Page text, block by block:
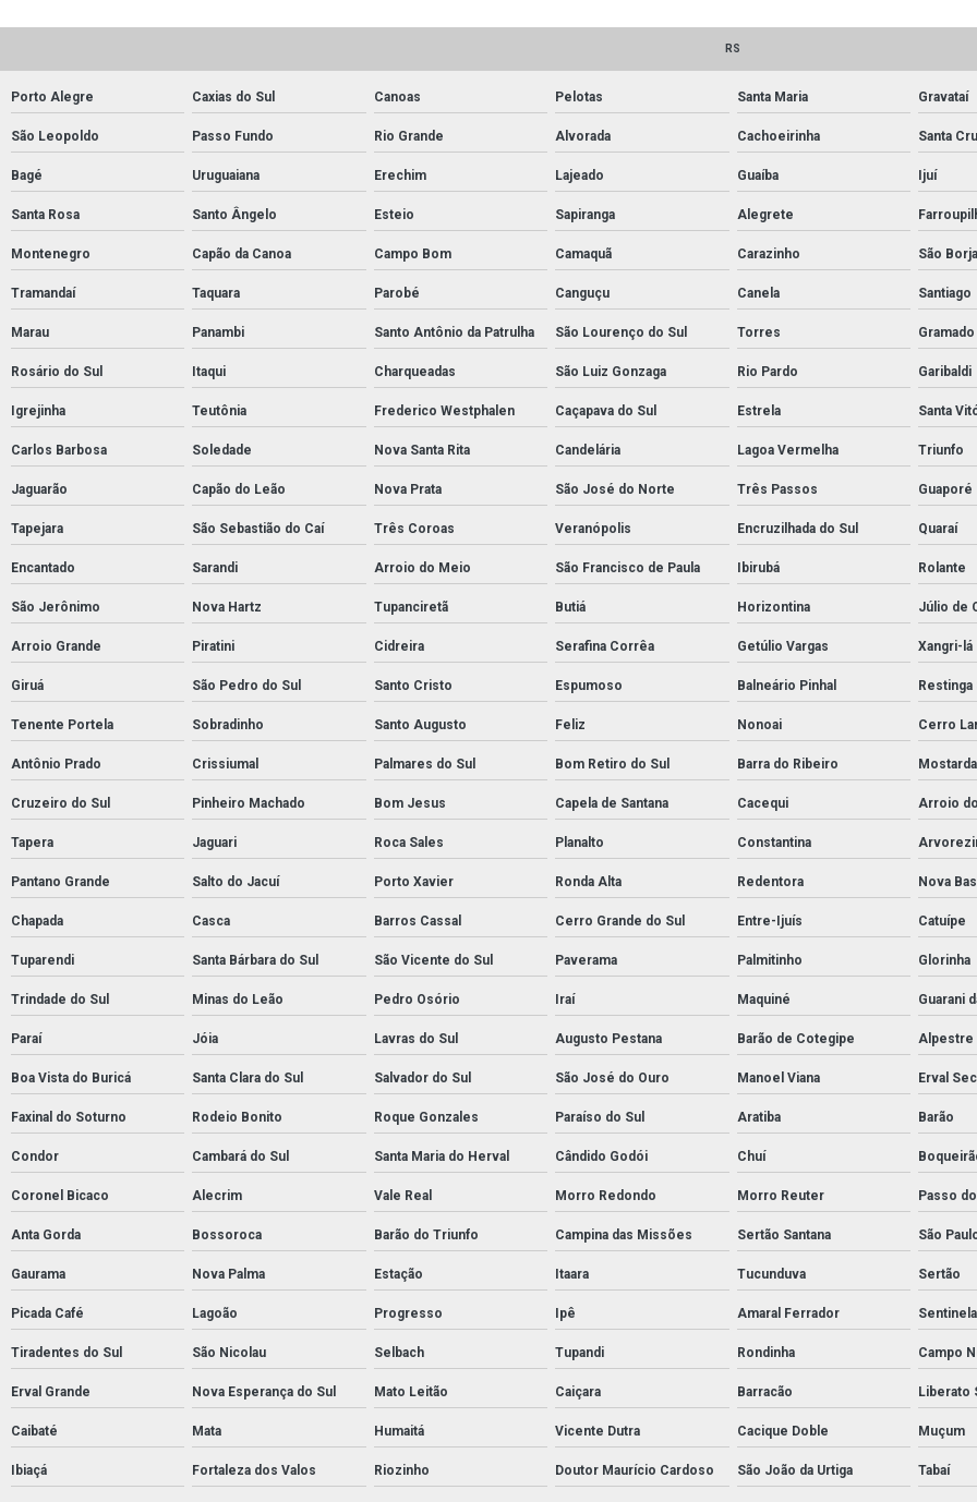
RS
Porto Alegre Caxias do Sul Canoas Pelotas Santa Maria Gravataí
São Leopoldo Passo Fundo Rio Grande Alvorada Cachoeirinha Santa
Bagé Uruguaiana Erechim Lajeado Guaíba Ijuí
Santa Rosa Santo Ângelo Esteio Sapiranga Alegrete
Montenegro Capão da Canoa Campo Bom Camaquã Carazinho São Borja
Tramandaí Taquara Parobé Canguçu Canela Santiago
Marau Panambi Santo Antônio da Patrulha São Lourenço do Sul Torres Gramado
Rosário do Sul Itaqui Charqueadas São Luiz Gonzaga Rio Pardo Garibaldi
Igrejinha Teutônia Frederico Westphalen Caçapava do Sul Estrela Santa
Carlos Barbosa Soledade Nova Santa Rita Candelária Lagoa Vermelha Triunfo
Jaguarão Capão do Leão Nova Prata São José do Norte Três Passos Guaporé
Tapejara São Sebastião do Caí Três Coroas Veranópolis Encruzilhada do Sul Quaraí
Encantado Sarandi Arroio do Meio São Francisco de Paula Ibirubá Rolante
São Jerônimo Nova Hartz Tupanciretã Butiá Horizontina Júlio de
Arroio Grande Piratini Cidreira Serafina Corrêa Getúlio Vargas Xangri-lá
Giruá São Pedro do Sul Santo Cristo Espumoso Balneário Pinhal Restinga
Tenente Portela Sobradinho Santo Augusto Feliz Nonoai Cerro
Antônio Prado Crissiumal Palmares do Sul Bom Retiro do Sul Barra do Ribeiro
Cruzeiro do Sul Pinheiro Machado Bom Jesus Capela de Santana Cacequi Arroio do
Tapera Jaguari Roca Sales Planalto Constantina
Pantano Grande Salto do Jacuí Porto Xavier Ronda Alta Redentora Nova
Chapada Casca Barros Cassal Cerro Grande do Sul Entre-Ijuís Catuípe
Tuparendi Santa Bárbara do Sul São Vicente do Sul Paverama Palmitinho Glorinha
Trindade do Sul Minas do Leão Pedro Osório Iraí Maquiné Guarani
Paraí Jóia Lavras do Sul Augusto Pestana Barão de Cotegipe Alpestre
Boa Vista do Buricá Santa Clara do Sul Salvador do Sul São José do Ouro Manoel Viana Erval
Faxinal do Soturno Rodeio Bonito Roque Gonzales Paraíso do Sul Aratiba Barão
Condor Cambará do Sul Santa Maria do Herval Cândido Godói Chuí
Coronel Bicaco Alecrim Vale Real Morro Redondo Morro Reuter Passo
Anta Gorda Bossoroca Barão do Triunfo Campina das Missões Sertão Santana São
Gaurama Nova Palma Estação Itaara Tucunduva Sertão
Picada Café Lagoão Progresso Ipê Amaral Ferrador
Tiradentes do Sul São Nicolau Selbach Tupandi Rondinha Campo
Erval Grande Nova Esperança do Sul Mato Leitão Caiçara Barracão Liberato
Caibaté Mata Humaitá Vicente Dutra Cacique Doble Muçum
Ibiaçá Fortaleza dos Valos Riozinho Doutor Maurício Cardoso São João da Urtiga Tabaí